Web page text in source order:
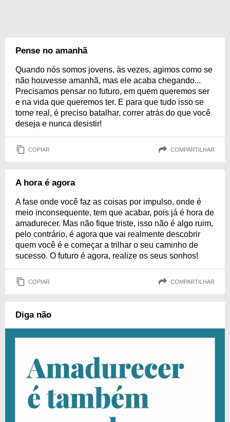
Pense no amanhã
Quando nós somos jovens, às vezes, agimos como se
não houvesse amanhã, mas ele acaba chegando...
Precisamos pensar no futuro, em quem queremos ser
e na vida que queremos ter. E para que tudo isso se
torne real, é preciso batalhar, correr atrás do que você
deseja e nunca desistir!
COPIAR COMPARTILHAR
A hora é agora
A fase onde você faz as coisas por impulso, onde é
meio inconsequente, tem que acabar, pois já é hora de
amadurecer. Mas não fique triste, isso não é algo ruim,
pelo contrário, é agora que vai realmente descobrir
quem você é e começar a trilhar o seu caminho de
sucesso. O futuro é agora, realize os seus sonhos!
COPIAR COMPARTILHAR
Diga não